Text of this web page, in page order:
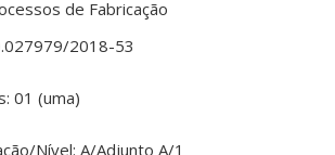
de Fabricação
2018-53
01 (uma)
Nível: A/Adjunto A/1